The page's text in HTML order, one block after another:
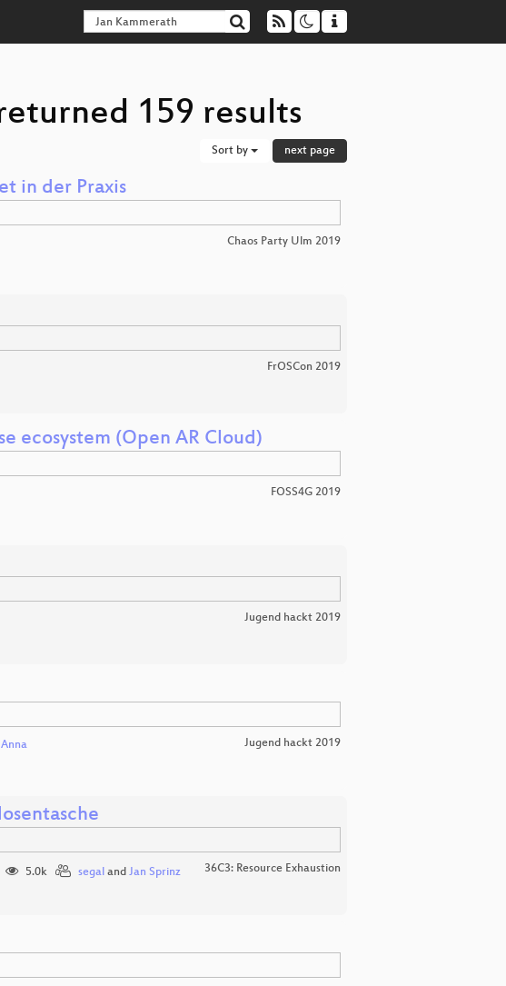
159 results
Sort by next page
in der Praxis
Chaos Party Ulm 2019
FrOSCon 2019
ecosystem (Open AR Cloud)
FOSS4G 2019
Jugend hackt 2019
Anna Jugend hackt 2019
5.0k segaland Jan Sprinz 36C3: Resource Exhaustion